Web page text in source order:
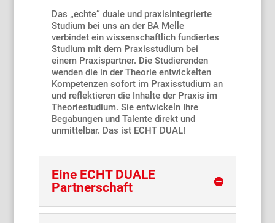
Das „echte“ duale und praxisintegrierte
Studium bei uns an der BA Melle
verbindet ein wissenschaftlich fundiertes
Studium mit dem Praxisstudium bei
einem Praxispartner. Die Studierenden
wenden die in der Theorie entwickelten
Kompetenzen sofort im Praxisstudium an
und reflektieren die Inhalte der Praxis im
Theoriestudium. Sie entwickeln Ihre
Begabungen und Talente direkt und
unmittelbar. Das ist ECHT DUAL!
Eine ECHT DUALE
Partnerschaft